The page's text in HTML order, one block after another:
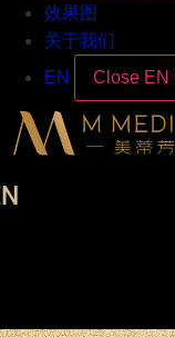
效果图
关于我们
EN
Close EN